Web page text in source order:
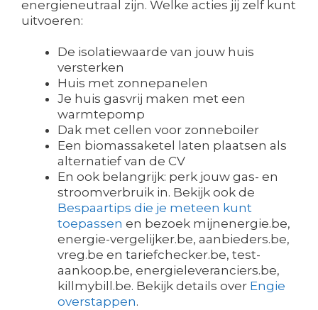
energieneutraal zijn. Welke acties jij zelf kunt
uitvoeren:
De isolatiewaarde van jouw huis
versterken
Huis met zonnepanelen
Je huis gasvrij maken met een
warmtepomp
Dak met cellen voor zonneboiler
Een biomassaketel laten plaatsen als
alternatief van de CV
En ook belangrijk: perk jouw gas- en
stroomverbruik in. Bekijk ook de
Bespaartips die je meteen kunt
toepassen en bezoek mijnenergie.be,
energie-vergelijker.be, aanbieders.be,
vreg.be en tariefchecker.be, test-
aankoop.be, energieleveranciers.be,
killmybill.be. Bekijk details over Engie
overstappen.